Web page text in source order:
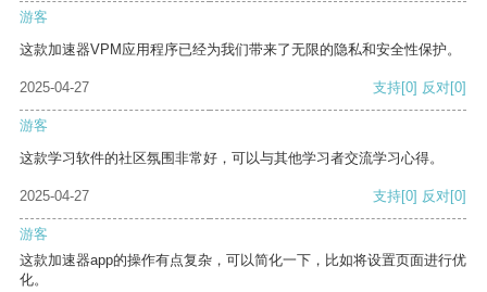
游客
这款加速器VPM应用程序已经为我们带来了无限的隐私和安全性保护。
2025-04-27 支持[0] 反对[0]
游客
这款学习软件的社区氛围非常好，可以与其他学习者交流学习心得。
2025-04-27 支持[0] 反对[0]
游客
这款加速器app的操作有点复杂，可以简化一下，比如将设置页面进行优
化。